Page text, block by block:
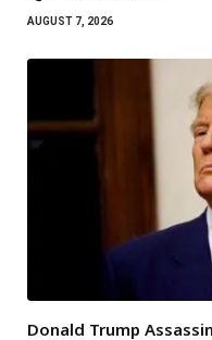
AUGUST 7, 2026
Donald Trump